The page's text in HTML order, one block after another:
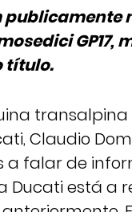
GP17,
título.
Claudio
a falar de
Ducati está a